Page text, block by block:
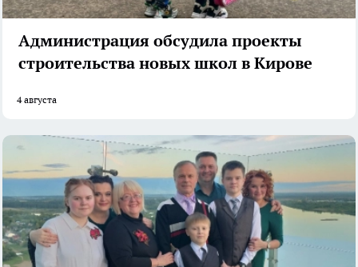
Администрация обсудила проекты
строительства новых школ в Кирове
4 августа